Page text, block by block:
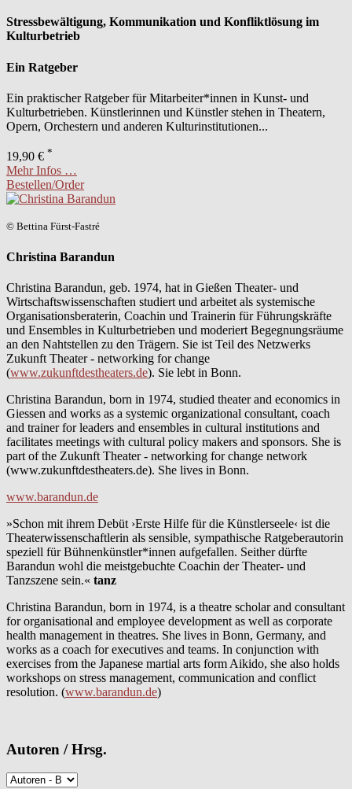
Stressbewältigung, Kommunikation und Konfliktlösung im
Kulturbetrieb
Ein Ratgeber
Ein praktischer Ratgeber für Mitarbeiter*innen in Kunst- und
Kulturbetrieben. Künstlerinnen und Künstler stehen in Theatern,
Opern, Orchestern und anderen Kulturinstitutionen...
19,90 € *
Mehr Infos …
Bestellen/Order
© Bettina Fürst-Fastré
Christina Barandun
Christina Barandun, geb. 1974, hat in Gießen Theater- und
Wirtschaftswissenschaften studiert und arbeitet als systemische
Organisationsberaterin, Coachin und Trainerin für Führungskräfte
und Ensembles in Kulturbetrieben und moderiert Begegnungsräume
an den Nahtstellen zu den Trägern. Sie ist Teil des Netzwerks
Zukunft Theater - networking for change
(www.zukunftdestheaters.de). Sie lebt in Bonn.
Christina Barandun, born in 1974, studied theater and economics in
Giessen and works as a systemic organizational consultant, coach
and trainer for leaders and ensembles in cultural institutions and
facilitates meetings with cultural policy makers and sponsors. She is
part of the Zukunft Theater - networking for change network
(www.zukunftdestheaters.de). She lives in Bonn.
www.barandun.de
»Schon mit ihrem Debüt ›Erste Hilfe für die Künstlerseele‹ ist die
Theaterwissenschaftlerin als sensible, sympathische Ratgeberautorin
speziell für Bühnenkünstler*innen aufgefallen. Seither dürfte
Barandun wohl die meistgebuchte Coachin der Theater- und
Tanzszene sein.« tanz
Christina Barandun, born in 1974, is a theatre scholar and consultant
for organisational and employee development as well as corporate
health management in theatres. She lives in Bonn, Germany, and
works as a coach for executives and teams. In conjunction with
exercises from the Japanese martial arts form Aikido, she also holds
workshops on stress management, communication and conflict
resolution. (www.barandun.de)
Autoren / Hrsg.